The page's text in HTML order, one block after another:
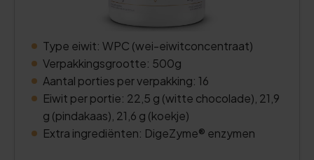
Type eiwit: WPC (wei-eiwitconcentraat)
Verpakkingsgrootte: 500g
Aantal porties per verpakking: 16
Eiwit per portie: 22,5 g (witte chocolade), 21,9
g (pindakaas), 21,6 g (koekje)
Extra ingrediënten: DigeZyme® enzymen